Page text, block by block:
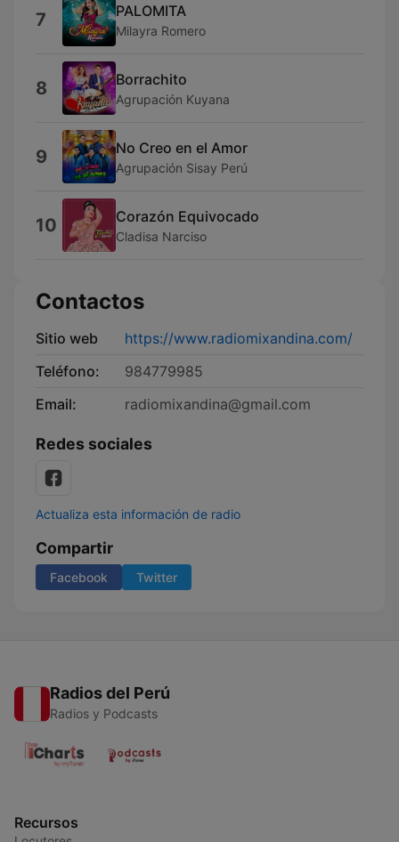
7 PALOMITA
Milayra Romero
8 Borrachito
Agrupación Kuyana
9 No Creo en el Amor
Agrupación Sisay Perú
10 Corazón Equivocado
Cladisa Narciso
Contactos
Sitio web
https://www.radiomixandina.com/
Teléfono:
984779985
Email:
radiomixandina@gmail.com
Redes sociales
Actualiza esta información de radio
Compartir
Facebook Twitter
Radios del Perú
Radios y Podcasts
Recursos